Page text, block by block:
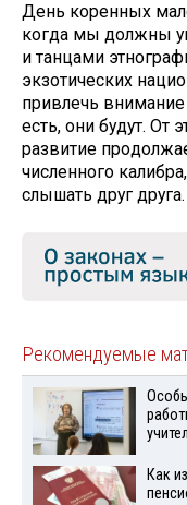
День коренных
когда мы долж­ны
и танцами
экзотических
привлечь
есть, они будут. От
развитие
численного
слышать друг друга.
Рекомендуемые
Как